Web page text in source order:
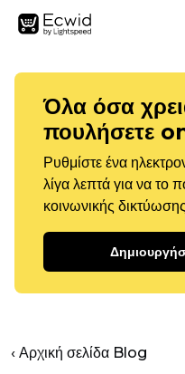
Όλα όσα
πουλήσετε
Ρυθμίστε ένα
λίγα λεπτά για να το
κοινωνικής
‹ Αρχική σελίδα Blog